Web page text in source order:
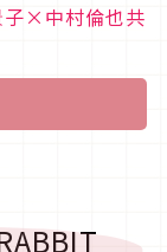
子×中村倫也共